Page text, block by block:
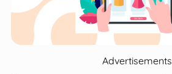
Advertisements